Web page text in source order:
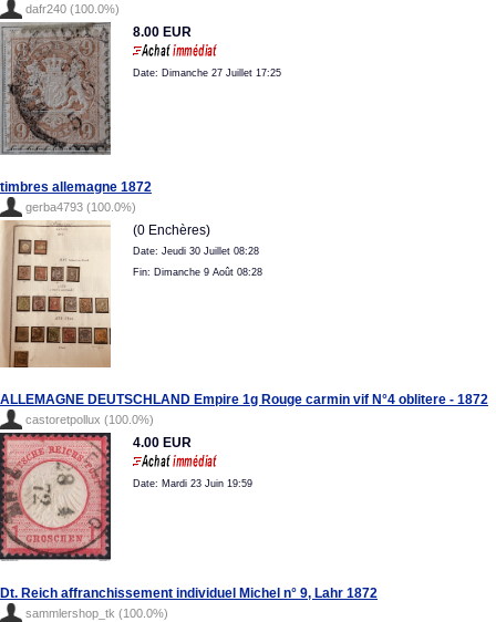
dafr240 (100.0%)
8.00 EUR
Date: Dimanche 27 Juillet 17:25
timbres allemagne 1872
gerba4793 (100.0%)
(0 Enchères)
Date: Jeudi 30 Juillet 08:28
Fin: Dimanche 9 Août 08:28
ALLEMAGNE DEUTSCHLAND Empire 1g Rouge carmin vif N°4 oblitere - 1872
castoretpollux (100.0%)
4.00 EUR
Date: Mardi 23 Juin 19:59
Dt. Reich affranchissement individuel Michel n° 9, Lahr 1872
sammlershop_tk (100.0%)